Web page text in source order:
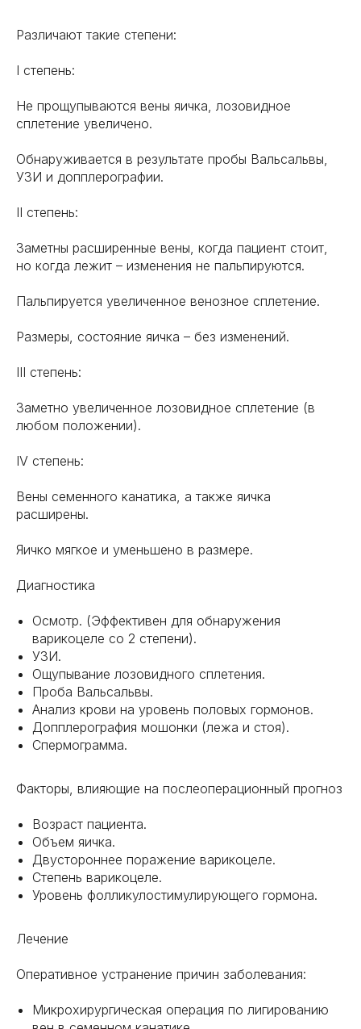
Различают такие степени:
I степень:
Не прощупываются вены яичка, лозовидное
сплетение увеличено.
Обнаруживается в результате пробы Вальсальвы,
УЗИ и допплерографии.
II степень:
Заметны расширенные вены, когда пациент стоит,
но когда лежит – изменения не пальпируются.
Пальпируется увеличенное венозное сплетение.
Размеры, состояние яичка – без изменений.
III степень:
Заметно увеличенное лозовидное сплетение (в
любом положении).
IV степень:
Вены семенного канатика, а также яичка
расширены.
Яичко мягкое и уменьшено в размере.
Диагностика
Осмотр. (Эффективен для обнаружения
варикоцеле со 2 степени).
УЗИ.
Ощупывание лозовидного сплетения.
Проба Вальсальвы.
Анализ крови на уровень половых гормонов.
Допплерография мошонки (лежа и стоя).
Спермограмма.
Факторы, влияющие на послеоперационный прогноз
Возраст пациента.
Объем яичка.
Двустороннее поражение варикоцеле.
Степень варикоцеле.
Уровень фолликулостимулирующего гормона.
Лечение
Оперативное устранение причин заболевания:
Микрохирургическая операция по лигированию